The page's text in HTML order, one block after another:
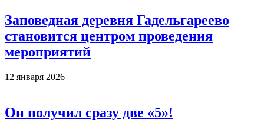
Заповедная деревня Гадельгареево
становится центром проведения
мероприятий
12 января 2026
Он получил сразу две «5»!